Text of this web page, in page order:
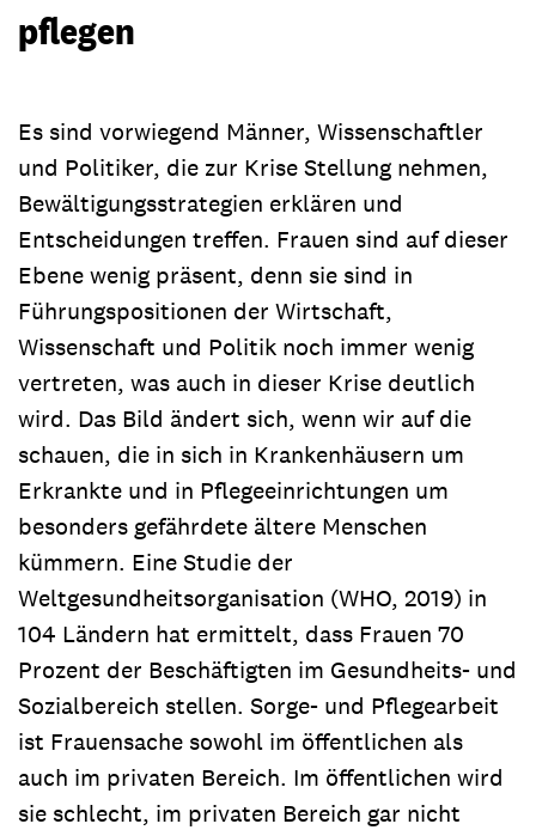
pflegen
Es sind vorwiegend Männer, Wissenschaftler
und Politiker, die zur Krise Stellung nehmen,
Bewältigungsstrategien erklären und
Entscheidungen treffen. Frauen sind auf dieser
Ebene wenig präsent, denn sie sind in
Führungspositionen der Wirtschaft,
Wissenschaft und Politik noch immer wenig
vertreten, was auch in dieser Krise deutlich
wird. Das Bild ändert sich, wenn wir auf die
schauen, die in sich in Krankenhäusern um
Erkrankte und in Pflegeeinrichtungen um
besonders gefährdete ältere Menschen
kümmern. Eine Studie der
Weltgesundheitsorganisation (WHO, 2019) in
104 Ländern hat ermittelt, dass Frauen 70
Prozent der Beschäftigten im Gesundheits- und
Sozialbereich stellen. Sorge- und Pflegearbeit
ist Frauensache sowohl im öffentlichen als
auch im privaten Bereich. Im öffentlichen wird
sie schlecht, im privaten Bereich gar nicht